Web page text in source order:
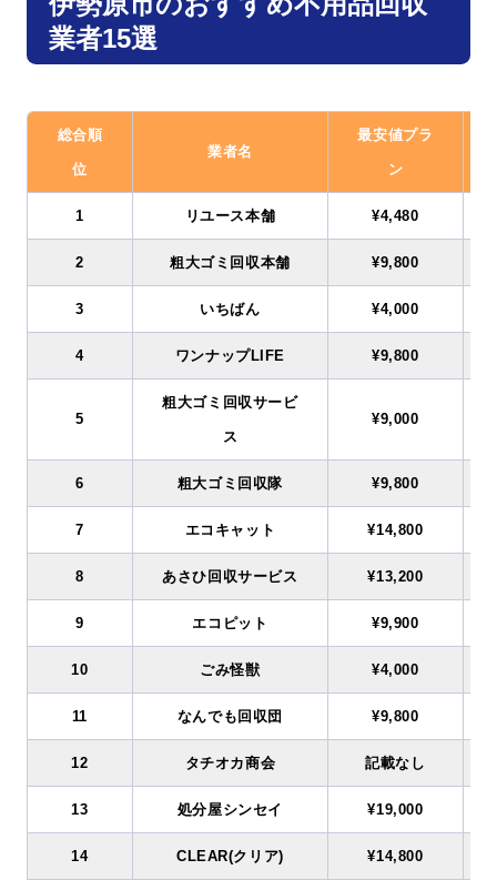
業者15選
総合順
位
業者名
最安値プラ
ン
1 リユース本舗 ¥4,480
2 粗大ゴミ回収本舗 ¥9,800
3 いちばん ¥4,000
4 ワンナップLIFE ¥9,800
5
粗大ゴミ回収サービ
ス
¥9,000
6 粗大ゴミ回収隊 ¥9,800
7 エコキャット ¥14,800
8 あさひ回収サービス ¥13,200
9 エコピット ¥9,900
10 ごみ怪獣 ¥4,000
11 なんでも回収団 ¥9,800
12 タチオカ商会 記載なし
13 処分屋シンセイ ¥19,000
14 CLEAR(クリア) ¥14,800